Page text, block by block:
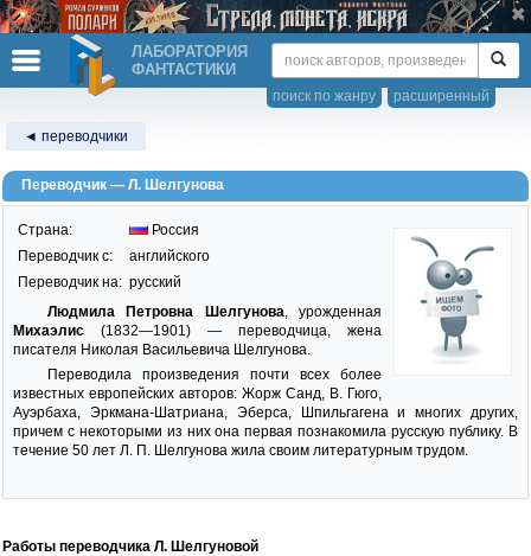
ЛАБОРАТОРИЯ
ФАНТАСТИКИ
расширенный
поиск по жанру
◄ переводчики
Переводчик — Л. Шелгунова
Страна:
Россия
Переводчик c:
английского
Переводчик на: русский
Людмила Петровна Шелгунова, урожденная
Михаэлис (1832—1901) — переводчица, жена
писателя Николая Васильевича Шелгунова.
Переводила произведения почти всех более
известных европейских авторов: Жорж Санд, В. Гюго,
Ауэрбаха, Эркмана-Шатриана, Эберса, Шпильгагена и многих других,
причем с некоторыми из них она первая познакомила русскую публику. В
течение 50 лет Л. П. Шелгунова жила своим литературным трудом.
Работы переводчика Л. Шелгуновой